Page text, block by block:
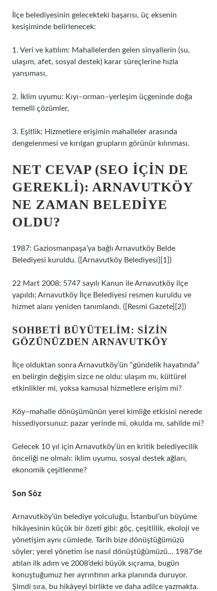
İlçe belediyesinin gelecekteki başarısı, üç eksenin
kesişiminde belirlenecek:
1. Veri ve katılım: Mahallelerden gelen sinyallerin (su,
ulaşım, afet, sosyal destek) karar süreçlerine hızla
yansıması,
2. İklim uyumu: Kıyı–orman–yerleşim üçgeninde doğa
temelli çözümler,
3. Eşitlik: Hizmetlere erişimin mahalleler arasında
dengelenmesi ve kırılgan grupların görünür kılınması.
NET CEVAP (SEO İÇIN DE
GEREKLI): ARNAVUTKÖY
NE ZAMAN BELEDIYE
OLDU?
1987: Gaziosmanpaşa’ya bağlı Arnavutköy Belde
Belediyesi kuruldu. ([Arnavutköy Belediyesi][1])
22 Mart 2008: 5747 sayılı Kanun ile Arnavutköy ilçe
yapıldı; Arnavutköy İlçe Belediyesi resmen kuruldu ve
hizmet alanı yeniden tanımlandı. ([Resmi Gazete][2])
SOHBETI BÜYÜTELIM: SIZIN
GÖZÜNÜZDEN ARNAVUTKÖY
İlçe olduktan sonra Arnavutköy’ün “gündelik hayatında”
en belirgin değişim sizce ne oldu: ulaşım mı, kültürel
etkinlikler mi, yoksa kamusal hizmetlere erişim mi?
Köy–mahalle dönüşümünün yerel kimliğe etkisini nerede
hissediyorsunuz: pazar yerinde mi, okulda mı, sahilde mi?
Gelecek 10 yıl için Arnavutköy’ün en kritik belediyecilik
önceliği ne olmalı: iklim uyumu, sosyal destek ağları,
ekonomik çeşitlenme?
Son Söz
Arnavutköy’ün belediye yolculuğu, İstanbul’un büyüme
hikâyesinin küçük bir özeti gibi: göç, çeşitlilik, ekoloji ve
yönetişim aynı cümlede. Tarih bize dönüştüğümüzü
söyler; yerel yönetim ise nasıl dönüştüğümüzü… 1987’de
atılan ilk adım ve 2008’deki büyük sıçrama, bugün
konuştuğumuz her ayrıntının arka planında duruyor.
Şimdi sıra, bu hikâyeyi birlikte ve daha adilce yazmakta.